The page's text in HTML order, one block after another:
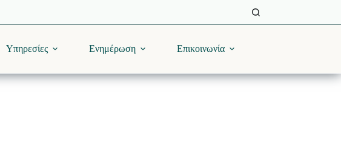
Υπηρεσίες Ενημέρωση Επικοινωνία